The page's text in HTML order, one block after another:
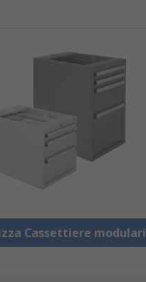
Cassettiere modulari